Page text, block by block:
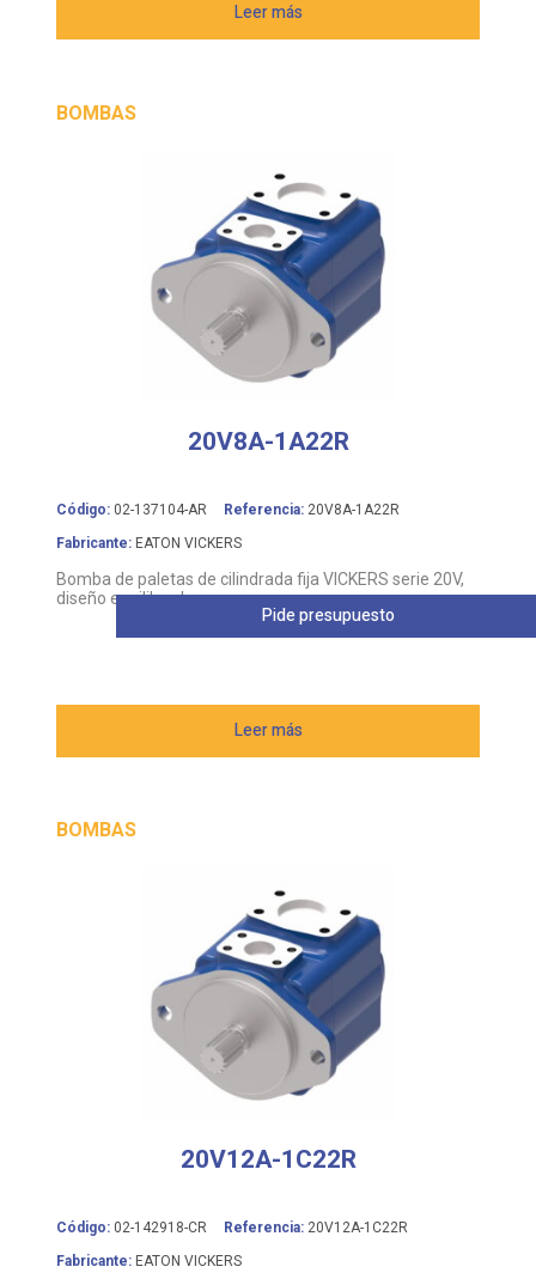
Leer más
BOMBAS
20V8A-1A22R
Código: 02-137104-AR Referencia: 20V8A-1A22R
Fabricante: EATON VICKERS
Bomba de paletas de cilindrada fija VICKERS serie 20V,
diseño equilibrado
Leer más
Pide presupuesto
BOMBAS
20V12A-1C22R
Código: 02-142918-CR Referencia: 20V12A-1C22R
Fabricante: EATON VICKERS